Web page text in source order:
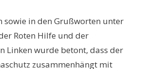
sowie in den Grußworten unter
Roten Hilfe und der
Linken wurde betont, dass der
zusammenhängt mit